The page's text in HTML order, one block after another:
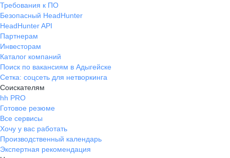
Требования к ПО
Безопасный HeadHunter
HeadHunter API
Партнерам
Инвесторам
Каталог компаний
Поиск по вакансиям в Адыгейске
Сетка: соцсеть для нетворкинга
Соискателям
hh PRO
Готовое резюме
Все сервисы
Хочу у вас работать
Производственный календарь
Экспертная рекомендация